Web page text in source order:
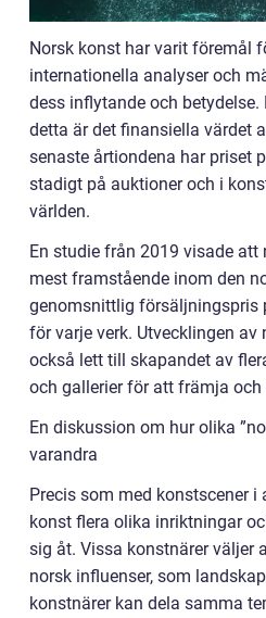
Norsk konst har varit föremål
internationella analyser och
dess inflytande och
detta är det finansiella värdet
senaste årtiondena har priset
stadigt på auktioner och i
världen.
En studie från 2019 visade att
mest framstående inom den
genomsnittlig försäljningspris
för varje verk. Utvecklingen
också lett till skapandet av
och gallerier för att främja
En diskussion om hur olika
varandra
Precis som med konstscener i
konst flera olika inriktningar
sig åt. Vissa konstnärer väljer
norsk influenser, som
konstnärer kan dela samma